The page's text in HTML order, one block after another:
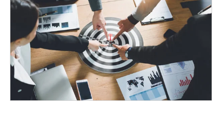
広告プロモーションの製品
【クリニック向け】新規集患
Web広告サービス
【歯科業界向け】新規集患
Web広告パッケージ
【塾・個別塾業界向け】新規
集客Web広告パッケージ
サイトアクセス増加パッケー
ジ